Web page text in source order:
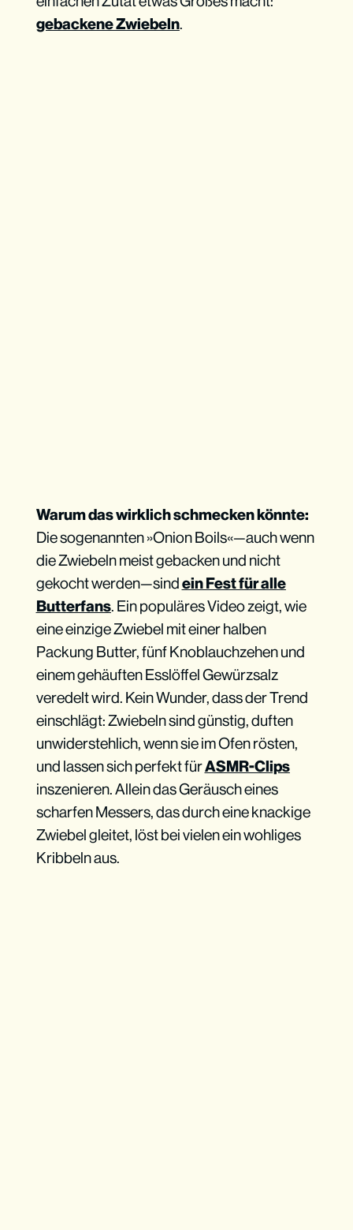
gebackene Zwiebeln.
Warum das wirklich schmecken könnte:
Die sogenannten »Onion Boils«—auch wenn
die Zwiebeln meist gebacken und nicht
gekocht werden—sindein Fest für alle
Butterfans. Ein populäres Video zeigt, wie
eine einzige Zwiebel mit einer halben
Packung Butter, fünf Knoblauchzehen und
einem gehäuften Esslöffel Gewürzsalz
veredelt wird. Kein Wunder, dass der Trend
einschlägt: Zwiebeln sind günstig, duften
unwiderstehlich, wenn sie im Ofen rösten,
und lassen sich perfekt fürASMR-Clips
inszenieren. Allein das Geräusch eines
scharfen Messers, das durch eine knackige
Zwiebel gleitet, löst bei vielen ein wohliges
Kribbeln aus.